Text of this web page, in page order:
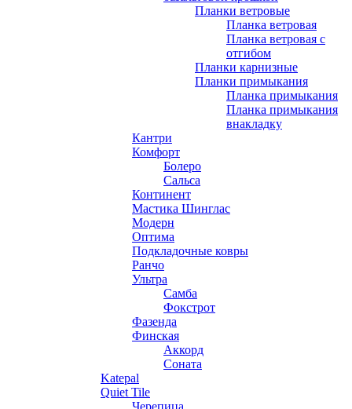
Планки ветровые
Планка ветровая
Планка ветровая с
отгибом
Планки карнизные
Планки примыкания
Планка примыкания
Планка примыкания
внакладку
Кантри
Комфорт
Болеро
Сальса
Континент
Мастика Шинглас
Модерн
Оптима
Подкладочные ковры
Ранчо
Ультра
Самба
Фокстрот
Фазенда
Финская
Аккорд
Соната
Katepal
Quiet Tile
Черепица